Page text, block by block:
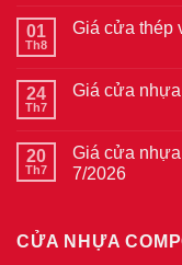
luận
thép
vân
phường
Bình
Hòa
01
Th8
Giá cửa thép
luận
thép
vân
gỗ
24
Th7
Giá cửa
luận
ở
Giá
gỗ
20
Th7
Giá cửa
7/2026
luận
ở
CỬA NHỰA